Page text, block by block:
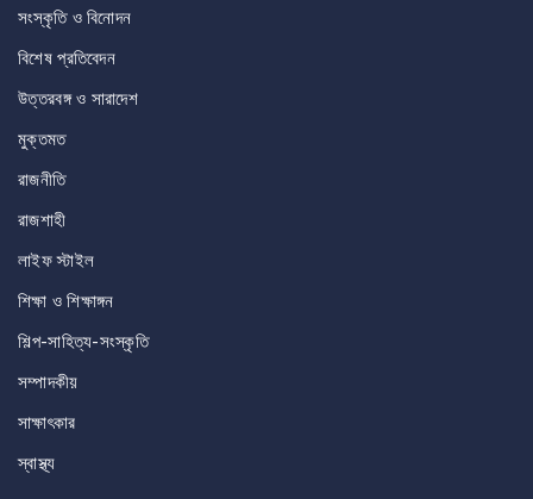
সংস্কৃতি ও বিনোদন
বিশেষ প্রতিবেদন
উত্তরবঙ্গ ও সারাদেশ
মুক্তমত
রাজনীতি
রাজশাহী
লাইফ স্টাইল
শিক্ষা ও শিক্ষাঙ্গন
শিল্প-সাহিত্য-সংস্কৃতি
সম্পাদকীয়
সাক্ষাৎকার
স্বাস্থ্য